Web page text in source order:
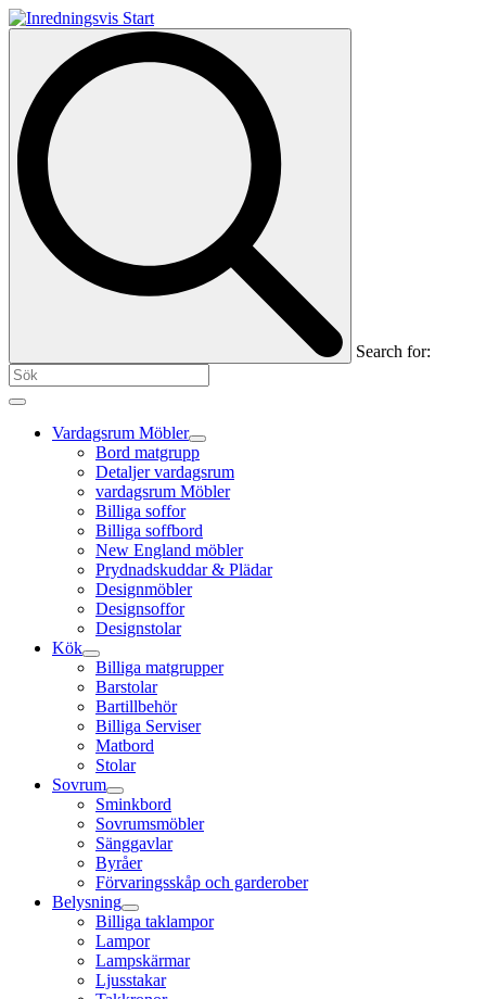
Search for:
Vardagsrum Möbler
Bord matgrupp
Detaljer vardagsrum
vardagsrum Möbler
Billiga soffor
Billiga soffbord
New England möbler
Prydnadskuddar & Plädar
Designmöbler
Designsoffor
Designstolar
Kök
Billiga matgrupper
Barstolar
Bartillbehör
Billiga Serviser
Matbord
Stolar
Sovrum
Sminkbord
Sovrumsmöbler
Sänggavlar
Byråer
Förvaringsskåp och garderober
Belysning
Billiga taklampor
Lampor
Lampskärmar
Ljusstakar